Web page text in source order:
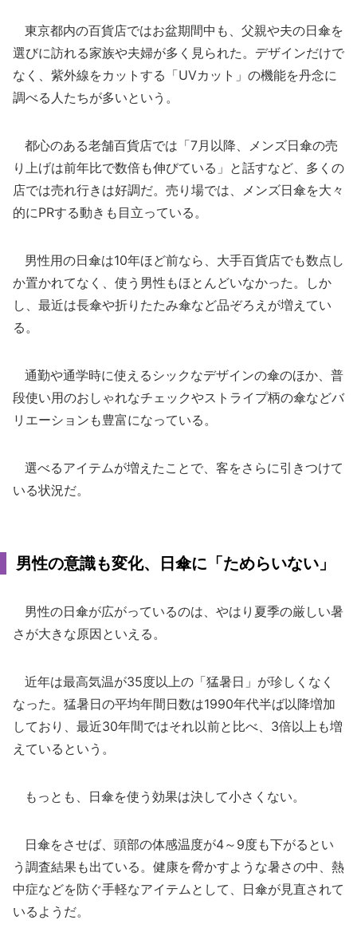
東京都内の百貨店ではお盆期間中も、父親や夫の日傘を
選びに訪れる家族や夫婦が多く見られた。デザインだけで
なく、紫外線をカットする「UVカット」の機能を丹念に
調べる人たちが多いという。
都心のある老舗百貨店では「7月以降、メンズ日傘の売
り上げは前年比で数倍も伸びている」と話すなど、多くの
店では売れ行きは好調だ。売り場では、メンズ日傘を大々
的にPRする動きも目立っている。
男性用の日傘は10年ほど前なら、大手百貨店でも数点し
か置かれてなく、使う男性もほとんどいなかった。しか
し、最近は長傘や折りたたみ傘など品ぞろえが増えてい
る。
通勤や通学時に使えるシックなデザインの傘のほか、普
段使い用のおしゃれなチェックやストライプ柄の傘などバ
リエーションも豊富になっている。
選べるアイテムが増えたことで、客をさらに引きつけて
いる状況だ。
男性の意識も変化、日傘に「ためらいない」
男性の日傘が広がっているのは、やはり夏季の厳しい暑
さが大きな原因といえる。
近年は最高気温が35度以上の「猛暑日」が珍しくなく
なった。猛暑日の平均年間日数は1990年代半ば以降増加
しており、最近30年間ではそれ以前と比べ、3倍以上も増
えているという。
もっとも、日傘を使う効果は決して小さくない。
日傘をさせば、頭部の体感温度が4～9度も下がるとい
う調査結果も出ている。健康を脅かすような暑さの中、熱
中症などを防ぐ手軽なアイテムとして、日傘が見直されて
いるようだ。